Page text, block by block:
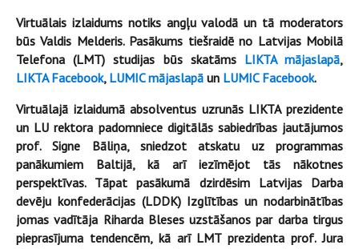
Virtuālais izlaidums notiks angļu valodā un tā moderators
būs Valdis Melderis. Pasākums tiešraidē no Latvijas Mobilā
Telefona (LMT) studijas būs skatāms LIKTA mājaslapā,
LIKTA Facebook, LUMIC mājaslapā un LUMIC Facebook.
Virtuālajā izlaidumā absolventus uzrunās LIKTA prezidente
un LU rektora padomniece digitālās sabiedrības jautājumos
prof. Signe Bāliņa, sniedzot atskatu uz programmas
panākumiem Baltijā, kā arī iezīmējot tās nākotnes
perspektīvas. Tāpat pasākumā dzirdēsim Latvijas Darba
devēju konfederācijas (LDDK) Izglītības un nodarbinātības
jomas vadītāja Riharda Blesesuzstāšanos par darba tirgus
pieprasījuma tendencēm, kā arī LMT prezidentaprof. Jura